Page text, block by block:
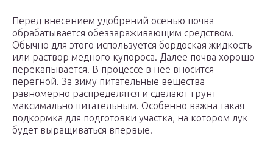
Перед внесением удобрений осенью почва
обрабатывается обеззараживающим средством.
Обычно для этого используется бордоская жидкость
или раствор медного купороса. Далее почва хорошо
перекапывается. В процессе в нее вносится
перегной. За зиму питательные вещества
равномерно распределятся и сделают грунт
максимально питательным. Особенно важна такая
подкормка для подготовки участка, на котором лук
будет выращиваться впервые.